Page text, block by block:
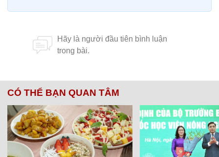
CÓ THỂ BẠN QUAN TÂM